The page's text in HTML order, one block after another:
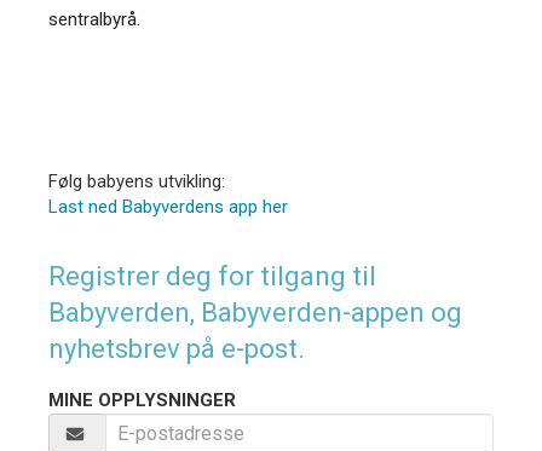
sentralbyrå.
Følg babyens utvikling:
Last ned Babyverdens app her
Registrer deg for tilgang til
Babyverden, Babyverden-appen og
nyhetsbrev på e-post.
MINE OPPLYSNINGER